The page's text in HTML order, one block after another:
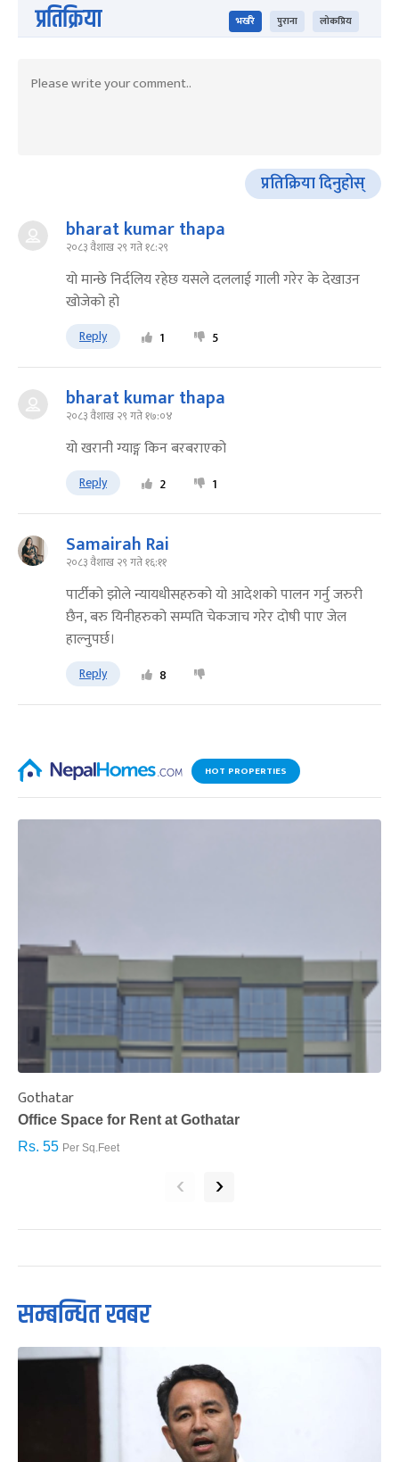
प्रतिक्रिया भर्खरै पुराना लोकप्रिय
प्रतिक्रिया दिनुहोस्
bharat kumar thapa
२०८३ वैशाख २९ गते १८:२९
यो मान्छे निर्दलिय रहेछ यसले दललाई गाली गरेर के देखाउन
खोजेको हो
Reply 1 5
bharat kumar thapa
२०८३ वैशाख २९ गते १७:०४
यो खरानी ग्याङ्ग किन बरबराएको
Reply 2 1
Samairah Rai
२०८३ वैशाख २९ गते १६:११
पार्टीको झोले न्यायधीसहरुको यो आदेशको पालन गर्नु जरुरी
छैन, बरु यिनीहरुको सम्पति चेकजाच गरेर दोषी पाए जेल
हाल्नुपर्छ।
Reply 8
HOT PROPERTIES
Gothatar
Office Space for Rent at Gothatar
Rs. 55 Per Sq.Feet
‹ ›
सम्बन्धित खबर